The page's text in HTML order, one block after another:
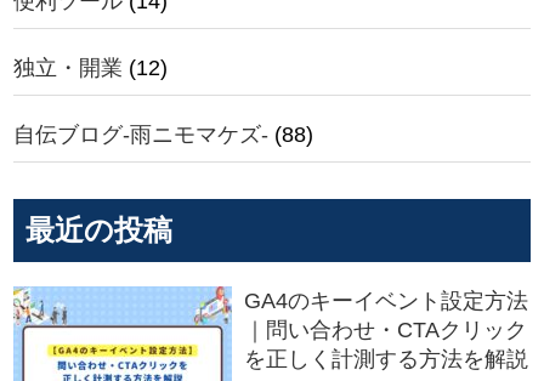
独立・開業 (12)
自伝ブログ-雨ニモマケズ- (88)
最近の投稿
GA4のキーイベント設定方法
｜問い合わせ・CTAクリック
を正しく計測する方法を解説